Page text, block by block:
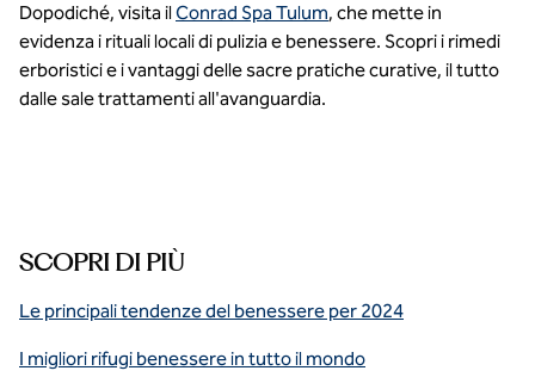
Dopodiché, visita ilConrad Spa Tulum, che mette in
evidenza i rituali locali di pulizia e benessere. Scopri i rimedi
erboristici e i vantaggi delle sacre pratiche curative, il tutto
dalle sale trattamenti all'avanguardia.
SCOPRI DI PIÙ
Le principali tendenze del benessere per 2024
I migliori rifugi benessere in tutto il mondo